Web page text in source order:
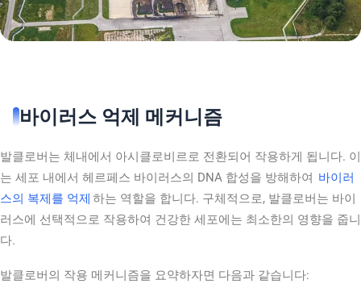
바이러스 억제 메커니즘
발클로버는 체내에서 아시클로비르로 전환되어 작용하게 됩니다. 이
는 세포 내에서 헤르페스 바이러스의 DNA 합성을 방해하여 바이러
스의 복제를 억제 하는 역할을 합니다. 구체적으로, 발클로버는 바이
러스에 선택적으로 작용하여 건강한 세포에는 최소한의 영향을 줍니
다.
발클로버의 작용 메커니즘을 요약하자면 다음과 같습니다: